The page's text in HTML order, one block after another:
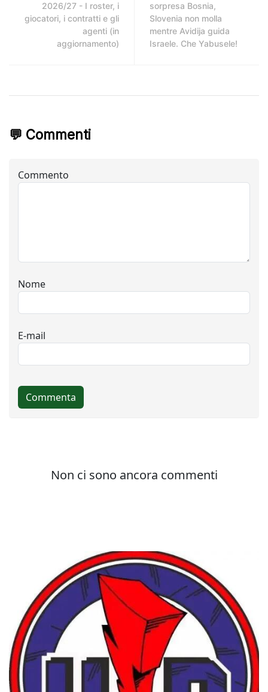
2026/27 - I roster, i
giocatori, i contratti e gli
agenti (in
aggiornamento)
sorpresa Bosnia,
Slovenia non molla
mentre Avidija guida
Israele. Che Yabusele!
💬 Commenti